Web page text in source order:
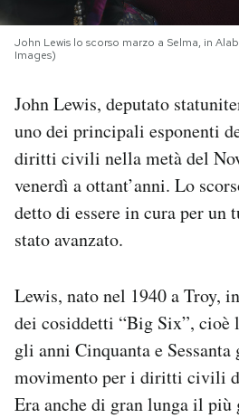
NEWSLETTER
SHOP
CALENDARIO
AREA PERSONALE
Newsletter
Notifiche mobile
Regala il Post
Hai bisogno di aiuto?
Esci
John Lewis lo scorso marzo a Selma, in
Images)
John Lewis, deputato
uno dei principali esponenti
diritti civili nella metà del
venerdì a ottant’anni. Lo
detto di essere in cura per un
stato avanzato.
Lewis, nato nel 1940 a Troy,
dei cosiddetti “Big Six”, cioè
gli anni Cinquanta e
movimento per i diritti civili
Era anche di gran lunga il più